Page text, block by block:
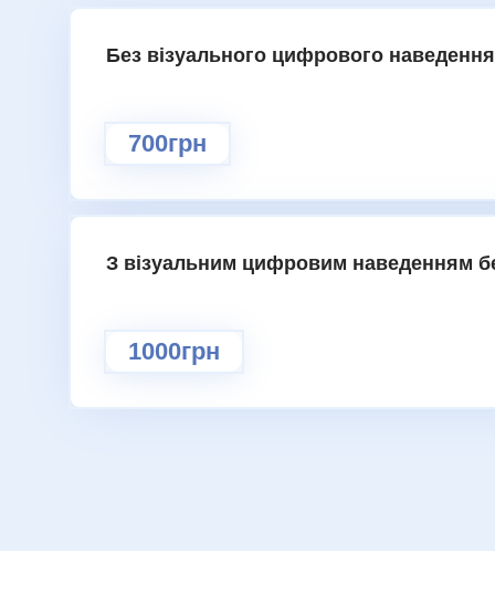
Без візуального цифрового наведення
700грн
З візуальним цифровим наведенням
1000грн